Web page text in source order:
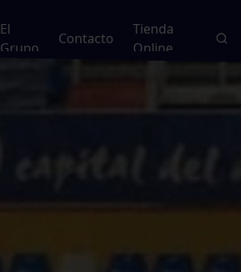
El
Grupo
Contacto
Tienda
Online